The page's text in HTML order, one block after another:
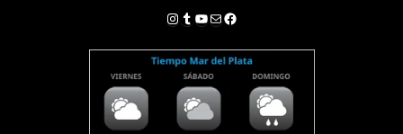
Instagram
Tumblr
YouTube
Correo electrónico
Facebook